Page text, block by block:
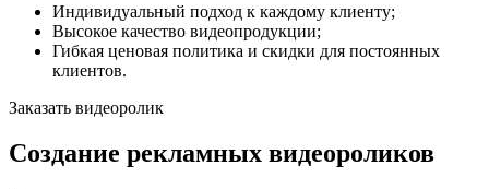
Индивидуальный подход к каждому клиенту;
Высокое качество видеопродукции;
Гибкая ценовая политика и скидки для постоянных
клиентов.
Заказать видеоролик
Создание рекламных видеороликов